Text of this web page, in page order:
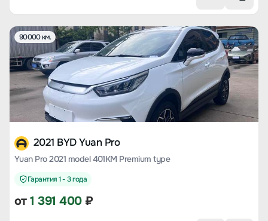
90000 км.
2021 BYD Yuan Pro
Yuan Pro 2021 model 401KM Premium type
Гарантия 1 - 3 года
от1 391 400₽